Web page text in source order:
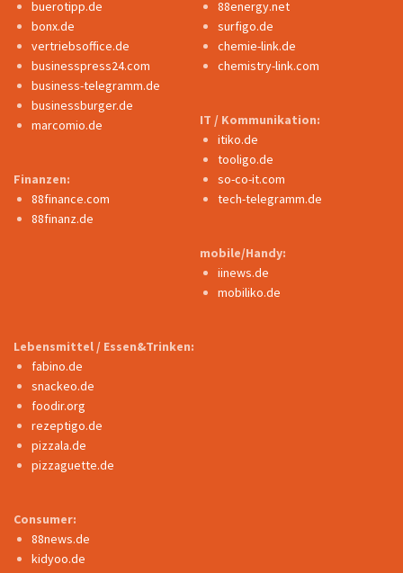
buerotipp.de
bonx.de
vertriebsoffice.de
businesspress24.com
business-telegramm.de
businessburger.de
marcomio.de
Finanzen:
88finance.com
88finanz.de
88energy.net
surfigo.de
chemie-link.de
chemistry-link.com
IT / Kommunikation:
itiko.de
tooligo.de
so-co-it.com
tech-telegramm.de
mobile/Handy:
iinews.de
mobiliko.de
Lebensmittel / Essen&Trinken:
fabino.de
snackeo.de
foodir.org
rezeptigo.de
pizzala.de
pizzaguette.de
Consumer:
88news.de
kidyoo.de